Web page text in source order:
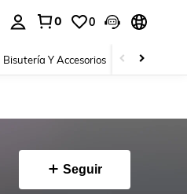
0 0
Bisutería Y Accesorios Zapatos
Seguir